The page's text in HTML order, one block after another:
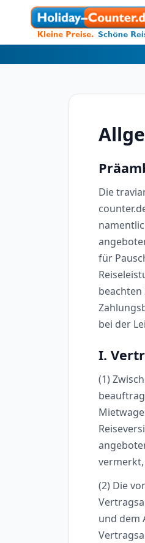
Die
für
beachten
bei der
I.
(1)
(2) Die
und dem